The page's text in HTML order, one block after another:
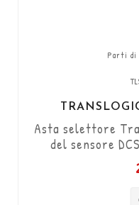
Parti di
Asta selettore
del sensore DCS. Filettatura
maschio M6 /
maschio 22 mm